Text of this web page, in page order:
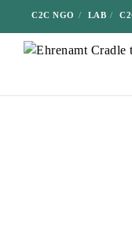
C2C NGO LAB